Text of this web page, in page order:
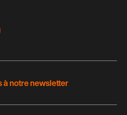
à notre newsletter